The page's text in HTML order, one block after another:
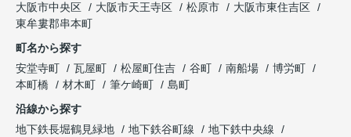
大阪市中央区
大阪市天王寺区 松原市
大阪市東住吉区
東牟婁郡串本町
町名から探す
安堂寺町
瓦屋町 松屋町住吉 谷町 南船場
博労町
本町橋
材木町 筆ケ崎町
島町
沿線から探す
地下鉄長堀鶴見緑地
地下鉄谷町線
地下鉄中央線